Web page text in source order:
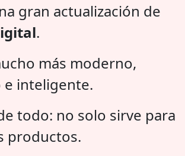
gran actualización de
.
más moderno,
e inteligente.
todo: no solo sirve para
productos.